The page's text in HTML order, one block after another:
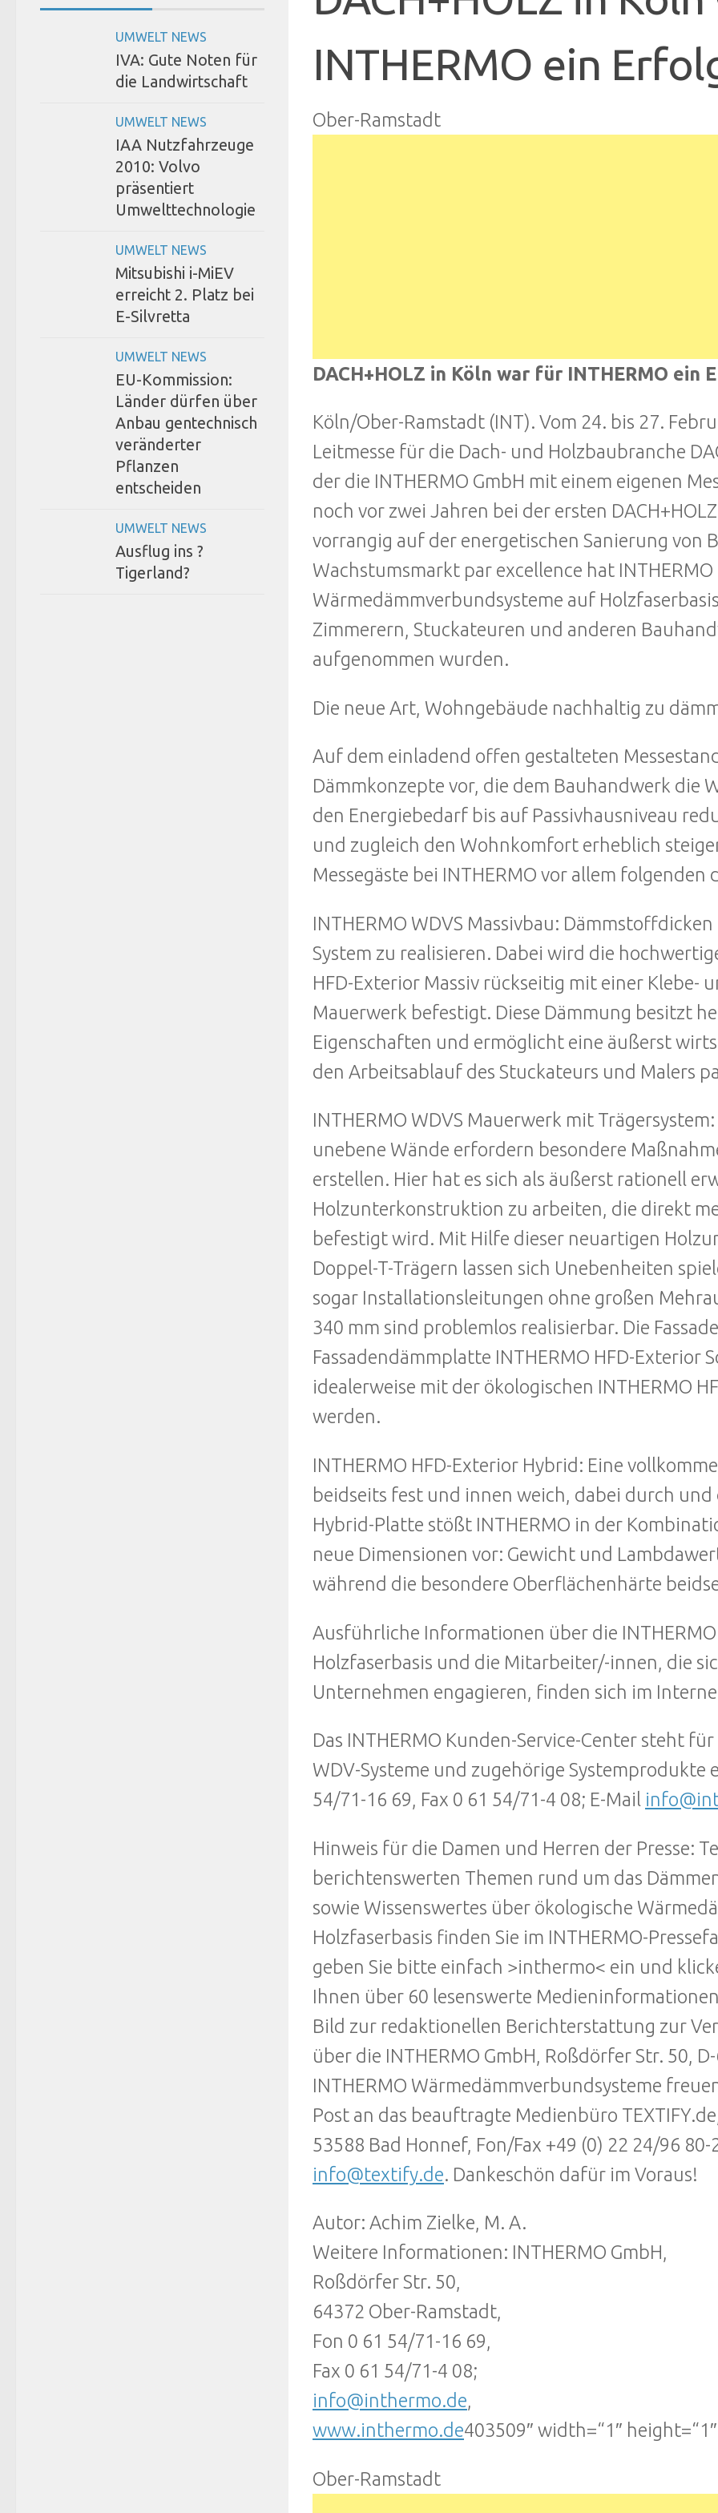
INTHERMO ein
Ober-Ramstadt
DACH+HOLZ in Köln war für INTHERMO ein
Köln/Ober-Ramstadt (INT). Vom 24. bis 27.
Leitmesse für die Dach- und Holzbaubranche
der die INTHERMO GmbH mit einem eigenen
noch vor zwei Jahren bei der ersten
vorrangig auf der energetischen Sanierung von
Wachstumsmarkt par excellence hat
Wärmedämmverbundsysteme auf
Zimmerern, Stuckateuren und anderen
aufgenommen wurden.
Die neue Art, Wohngebäude nachhaltig zu
Auf dem einladend offen gestalteten
Dämmkonzepte vor, die dem Bauhandwerk die
den Energiebedarf bis auf Passivhausniveau
und zugleich den Wohnkomfort erheblich
Messegäste bei INTHERMO vor allem
INTHERMO WDVS Massivbau:
System zu realisieren. Dabei wird die
HFD-Exterior Massiv rückseitig mit einer Klebe-
Mauerwerk befestigt. Diese Dämmung besitzt
Eigenschaften und ermöglicht eine äußerst
den Arbeitsablauf des Stuckateurs und Malers
INTHERMO WDVS Mauerwerk mit
unebene Wände erfordern besondere
erstellen. Hier hat es sich als äußerst rationell
Holzunterkonstruktion zu arbeiten, die direkt
befestigt wird. Mit Hilfe dieser neuartigen
Doppel-T-Trägern lassen sich Unebenheiten
sogar Installationsleitungen ohne großen
340 mm sind problemlos realisierbar. Die
Fassadendämmplatte INTHERMO HFD-Exterior
idealerweise mit der ökologischen INTHERMO
werden.
INTHERMO HFD-Exterior Hybrid: Eine
beidseits fest und innen weich, dabei durch
Hybrid-Platte stößt INTHERMO in der
neue Dimensionen vor: Gewicht und
während die besondere Oberflächenhärte
Ausführliche Informationen über die
Holzfaserbasis und die Mitarbeiter/-innen, die
Unternehmen engagieren, finden sich im
Das INTHERMO Kunden-Service-Center steht
WDV-Systeme und zugehörige Systemprodukte
54/71-16 69, Fax 0 61 54/71-4 08; E-Mail
Hinweis für die Damen und Herren der Presse:
berichtenswerten Themen rund um das
sowie Wissenswertes über ökologische
Holzfaserbasis finden Sie im INTHERMO-
geben Sie bitte einfach >inthermo< ein und
Ihnen über 60 lesenswerte
Bild zur redaktionellen Berichterstattung zur
über die INTHERMO GmbH, Roßdörfer Str. 50,
INTHERMO Wärmedämmverbundsysteme
Post an das beauftragte Medienbüro
53588 Bad Honnef, Fon/Fax +49 (0) 22 24/96
info@textify.de. Dankeschön dafür im Voraus!
Autor: Achim Zielke, M. A.
Weitere Informationen: INTHERMO GmbH,
Roßdörfer Str. 50,
64372 Ober-Ramstadt,
Fon 0 61 54/71-16 69,
Fax 0 61 54/71-4 08;
info@inthermo.de,
www.inthermo.de403509″ width=“1″
Ober-Ramstadt
UMWELT NEWS
IVA: Gute Noten für
die Landwirtschaft
UMWELT NEWS
IAA Nutzfahrzeuge
2010: Volvo
präsentiert
Umwelttechnologie
UMWELT NEWS
Mitsubishi i-MiEV
erreicht 2. Platz bei
E-Silvretta
UMWELT NEWS
EU-Kommission:
Länder dürfen über
Anbau gentechnisch
veränderter
Pflanzen
entscheiden
UMWELT NEWS
Ausflug ins ?
Tigerland?